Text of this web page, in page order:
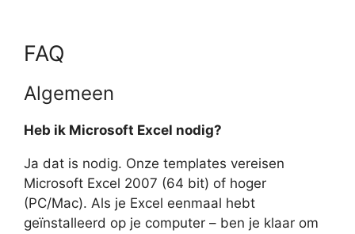
FAQ
Algemeen
Heb ik Microsoft Excel nodig?
Ja dat is nodig. Onze templates vereisen
Microsoft Excel 2007 (64 bit) of hoger
(PC/Mac). Als je Excel eenmaal hebt
geïnstalleerd op je computer – ben je klaar om